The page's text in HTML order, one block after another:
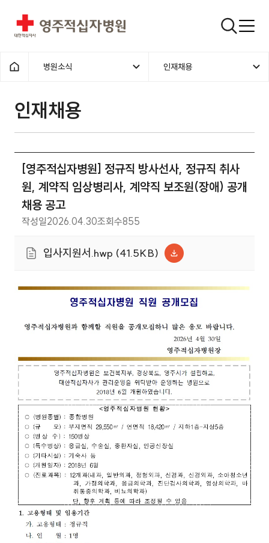
영주적십자병원 검색창
홈으로
병원소식 인재채용
인재채용
[영주적십자병원] 정규직 방사선사, 정규직 취사
원, 계약직 임상병리사, 계약직 보조원(장애) 공개
채용 공고
작성일2026.04.30조회수855
입사지원서.hwp (41.5KB)